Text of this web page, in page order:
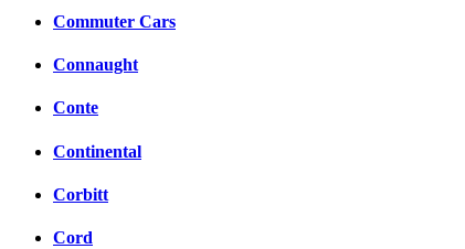
Commuter Cars
Connaught
Conte
Continental
Corbitt
Cord